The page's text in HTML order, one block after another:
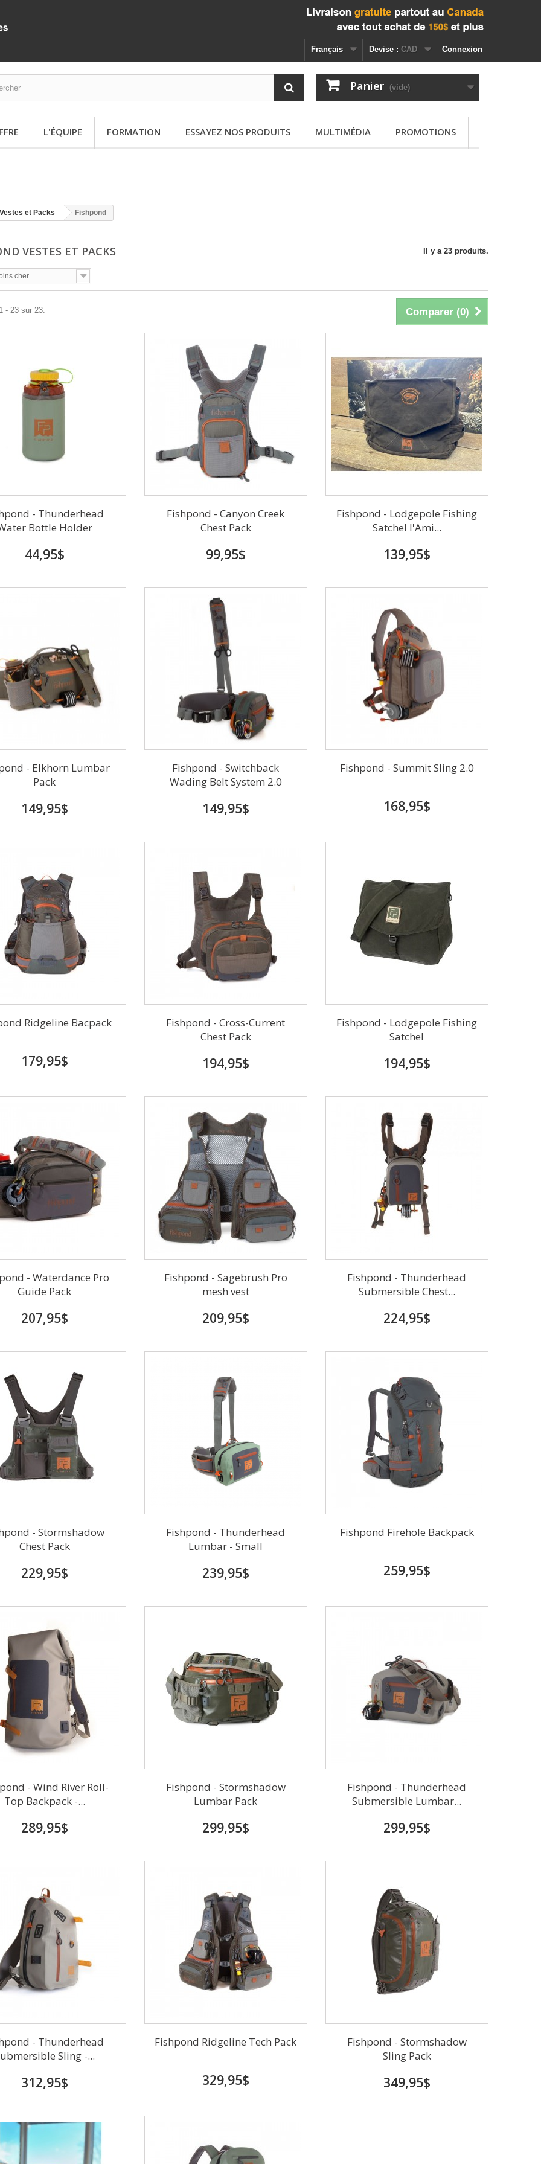
Connexion
Devise : CAD
Français
Panier (vide)
L'ÉQUIPE FORMATION ESSAYEZ NOS PRODUITS MULTIMÉDIA PROMOTIONS
Vestes et Packs Fishpond
VESTES ET PACKS Il y a 23 produits.
cher
Comparer (0)
- 23 sur 23.
- Thunderhead
Bottle Holder
44,95$
Fishpond - Canyon Creek
Chest Pack
99,95$
Fishpond - Lodgepole Fishing
Satchel l'Ami...
139,95$
- Elkhorn Lumbar
Pack
149,95$
Fishpond - Switchback
Wading Belt System 2.0
149,95$
Fishpond - Summit Sling 2.0
168,95$
Ridgeline Bacpack
179,95$
Fishpond - Cross-Current
Chest Pack
194,95$
Fishpond - Lodgepole Fishing
Satchel
194,95$
- Waterdance Pro
Guide Pack
207,95$
Fishpond - Sagebrush Pro
mesh vest
209,95$
Fishpond - Thunderhead
Submersible Chest...
224,95$
- Stormshadow
Chest Pack
229,95$
Fishpond - Thunderhead
Lumbar - Small
239,95$
Fishpond Firehole Backpack
259,95$
- Wind River Roll-
Top Backpack -...
289,95$
Fishpond - Stormshadow
Lumbar Pack
299,95$
Fishpond - Thunderhead
Submersible Lumbar...
299,95$
- Thunderhead
Sling -...
312,95$
Fishpond Ridgeline Tech Pack
329,95$
Fishpond - Stormshadow
Sling Pack
349,95$